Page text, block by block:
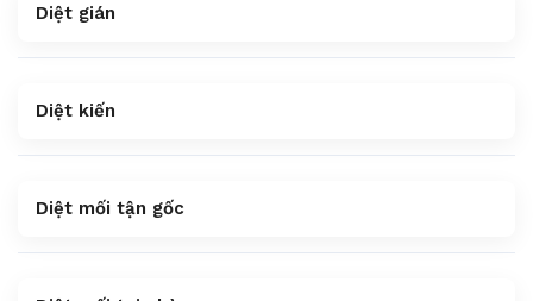
Diệt gián
Diệt kiến
Diệt mối tận gốc